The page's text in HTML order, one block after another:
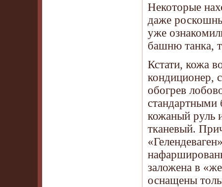
Некоторые
даже
уже
башню танка,
Кстати, кожа
кондиционер,
обогрев
стандартными
кожаный руль
тканевый.
заложена в
оснащены